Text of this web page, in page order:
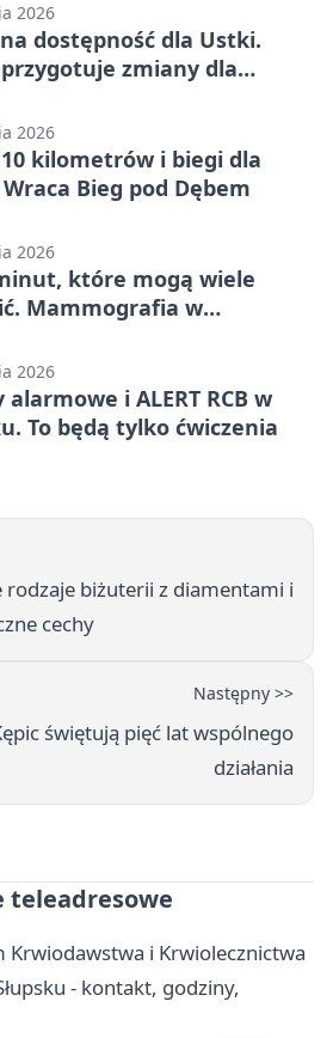
2026
dostępność dla Ustki.
zmiany dla
2026
kilometrów i biegi dla
Bieg pod Dębem
2026
które mogą wiele
Mammografia w
2026
alarmowe i ALERT RCB w
To będą tylko ćwiczenia
rodzaje biżuterii z diamentami i
cechy
Następny >>
świętują pięć lat wspólnego
działania
teleadresowe
Krwiodawstwa i Krwiolecznictwa
- kontakt, godziny,